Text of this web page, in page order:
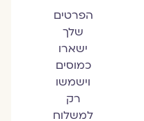
הפרטים
שלך
ישארו
כמוסים
וישמשו
רק
למשלוח